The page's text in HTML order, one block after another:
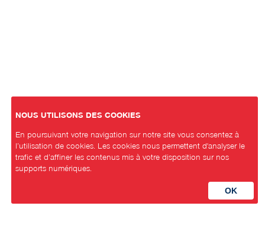
NOUS UTILISONS DES COOKIES
En poursuivant votre navigation sur notre site vous consentez à
l’utilisation de cookies. Les cookies nous permettent d'analyser le
trafic et d’affiner les contenus mis à votre disposition sur nos
supports numériques.